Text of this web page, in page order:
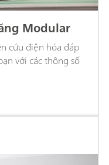
Modular
cứu điện hóa đáp
với các thông số